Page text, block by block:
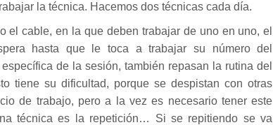
la técnica. Hacemos dos técnicas cada día.
el cable, en la que deben trabajar de uno en uno, el
hasta que le toca a trabajar su número del
de la sesión, también repasan la rutina del
tiene su dificultad, porque se despistan con otras
de trabajo, pero a la vez es necesario tener este
técnica es la repetición… Si se repitiendo se va